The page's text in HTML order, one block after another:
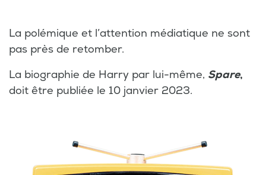
La polémique et l’attention médiatique ne sont
pas près de retomber.
La biographie de Harry par lui-même, Spare,
doit être publiée le 10 janvier 2023.